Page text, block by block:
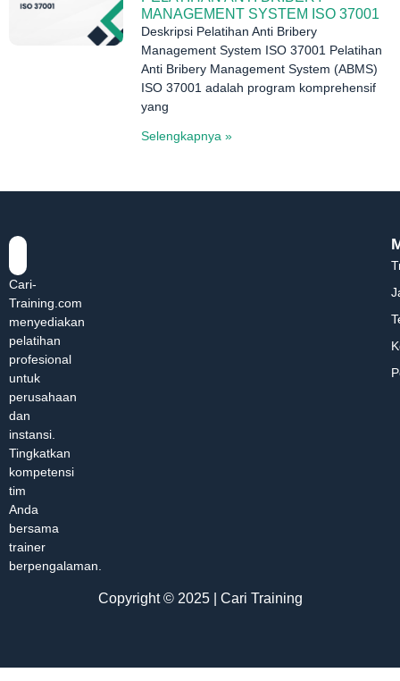
MANAGEMENT SYSTEM ISO 37001
Deskripsi Pelatihan Anti Bribery
Management System ISO 37001 Pelatihan
Anti Bribery Management System (ABMS)
ISO 37001 adalah program komprehensif
yang
Selengkapnya »
Cari-
Training.com
menyediakan
pelatihan
profesional
untuk
perusahaan
dan
instansi.
Tingkatkan
kompetensi
tim
Anda
bersama
trainer
berpengalaman.
Copyright © 2025 | Cari Training